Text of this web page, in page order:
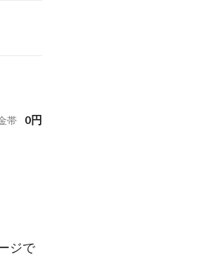
帯 0円
ジで